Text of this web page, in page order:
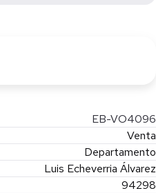
EB-VO4096
Venta
Departamento
Luis Echeverria Álvarez
94298